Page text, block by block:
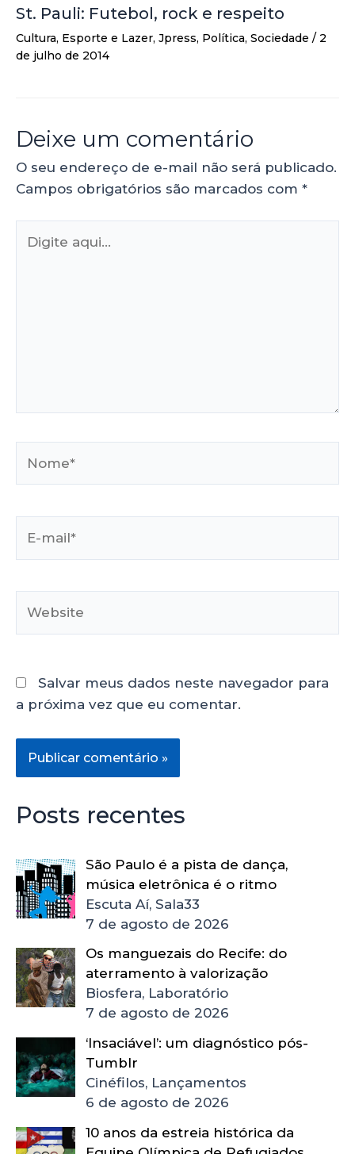
St. Pauli: Futebol, rock e respeito
Cultura, Esporte e Lazer, Jpress, Política, Sociedade / 2
de julho de 2014
Deixe um comentário
O seu endereço de e-mail não será publicado.
Campos obrigatórios são marcados com *
Salvar meus dados neste navegador para
a próxima vez que eu comentar.
Posts recentes
São Paulo é a pista de dança,
música eletrônica é o ritmo
Escuta Aí, Sala33
7 de agosto de 2026
Os manguezais do Recife: do
aterramento à valorização
Biosfera, Laboratório
7 de agosto de 2026
‘Insaciável’: um diagnóstico pós-
Tumblr
Cinéfilos, Lançamentos
6 de agosto de 2026
10 anos da estreia histórica da